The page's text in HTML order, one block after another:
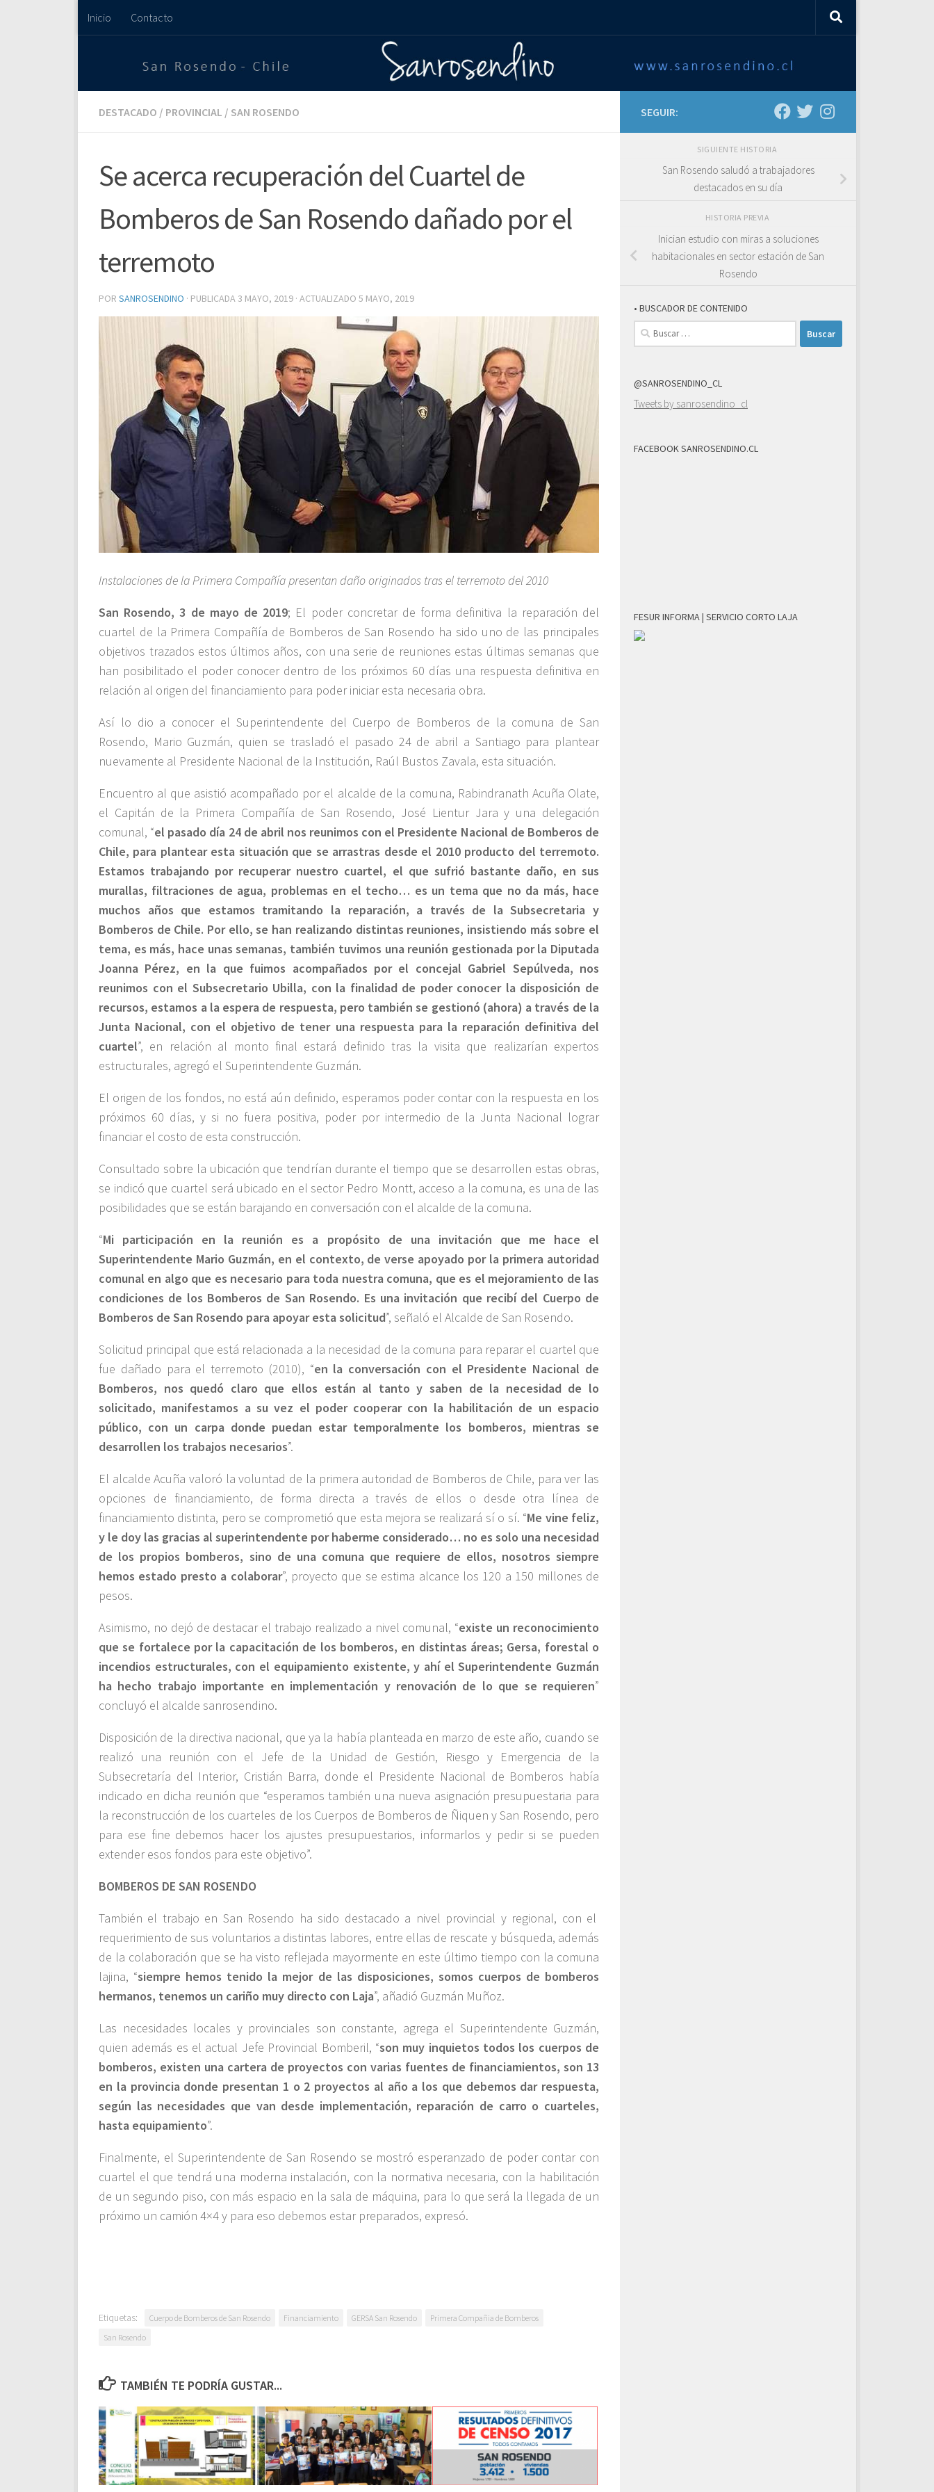
Saltar al contenido
Inicio Contacto
DESTACADO / PROVINCIAL / SAN ROSENDO
Se acerca recuperación del Cuartel de
Bomberos de San Rosendo dañado por el
terremoto
POR SANROSENDINO · PUBLICADA3 MAYO, 2019 · ACTUALIZADO 5 MAYO, 2019
Instalaciones de la Primera Compañía presentan daño originados tras el terremoto del 2010
San Rosendo, 3 de mayo de 2019; El poder concretar de forma definitiva la reparación del
cuartel de la Primera Compañía de Bomberos de San Rosendo ha sido uno de las principales
objetivos trazados estos últimos años, con una serie de reuniones estas últimas semanas que
han posibilitado el poder conocer dentro de los próximos 60 días una respuesta definitiva en
relación al origen del financiamiento para poder iniciar esta necesaria obra.
Así lo dio a conocer el Superintendente del Cuerpo de Bomberos de la comuna de San
Rosendo, Mario Guzmán, quien se trasladó el pasado 24 de abril a Santiago para plantear
nuevamente al Presidente Nacional de la Institución, Raúl Bustos Zavala, esta situación.
Encuentro al que asistió acompañado por el alcalde de la comuna, Rabindranath Acuña Olate,
el Capitán de la Primera Compañía de San Rosendo, José Lientur Jara y una delegación
comunal, “el pasado día 24 de abril nos reunimos con el Presidente Nacional de Bomberos de
Chile, para plantear esta situación que se arrastras desde el 2010 producto del terremoto.
Estamos trabajando por recuperar nuestro cuartel, el que sufrió bastante daño, en sus
murallas, filtraciones de agua, problemas en el techo… es un tema que no da más, hace
muchos años que estamos tramitando la reparación, a través de la Subsecretaria y
Bomberos de Chile. Por ello, se han realizando distintas reuniones, insistiendo más sobre el
tema, es más, hace unas semanas, también tuvimos una reunión gestionada por la Diputada
Joanna Pérez, en la que fuimos acompañados por el concejal Gabriel Sepúlveda, nos
reunimos con el Subsecretario Ubilla, con la finalidad de poder conocer la disposición de
recursos, estamos a la espera de respuesta, pero también se gestionó (ahora) a través de la
Junta Nacional, con el objetivo de tener una respuesta para la reparación definitiva del
cuartel”, en relación al monto final estará definido tras la visita que realizarían expertos
estructurales, agregó el Superintendente Guzmán.
El origen de los fondos, no está aún definido, esperamos poder contar con la respuesta en los
próximos 60 días, y si no fuera positiva, poder por intermedio de la Junta Nacional lograr
financiar el costo de esta construcción.
Consultado sobre la ubicación que tendrían durante el tiempo que se desarrollen estas obras,
se indicó que cuartel será ubicado en el sector Pedro Montt, acceso a la comuna, es una de las
posibilidades que se están barajando en conversación con el alcalde de la comuna.
“Mi participación en la reunión es a propósito de una invitación que me hace el
Superintendente Mario Guzmán, en el contexto, de verse apoyado por la primera autoridad
comunal en algo que es necesario para toda nuestra comuna, que es el mejoramiento de las
condiciones de los Bomberos de San Rosendo. Es una invitación que recibí del Cuerpo de
Bomberos de San Rosendo para apoyar esta solicitud”, señaló el Alcalde de San Rosendo.
Solicitud principal que está relacionada a la necesidad de la comuna para reparar el cuartel que
fue dañado para el terremoto (2010), “en la conversación con el Presidente Nacional de
Bomberos, nos quedó claro que ellos están al tanto y saben de la necesidad de lo
solicitado, manifestamos a su vez el poder cooperar con la habilitación de un espacio
público, con un carpa donde puedan estar temporalmente los bomberos, mientras se
desarrollen los trabajos necesarios”.
El alcalde Acuña valoró la voluntad de la primera autoridad de Bomberos de Chile, para ver las
opciones de financiamiento, de forma directa a través de ellos o desde otra línea de
financiamiento distinta, pero se comprometió que esta mejora se realizará sí o sí. “Me vine feliz,
y le doy las gracias al superintendente por haberme considerado… no es solo una necesidad
de los propios bomberos, sino de una comuna que requiere de ellos, nosotros siempre
hemos estado presto a colaborar”, proyecto que se estima alcance los 120 a 150 millones de
pesos.
Asimismo, no dejó de destacar el trabajo realizado a nivel comunal, “existe un reconocimiento
que se fortalece por la capacitación de los bomberos, en distintas áreas; Gersa, forestal o
incendios estructurales, con el equipamiento existente, y ahí el Superintendente Guzmán
ha hecho trabajo importante en implementación y renovación de lo que se requieren”
concluyó el alcalde sanrosendino.
Disposición de la directiva nacional, que ya la había planteada en marzo de este año, cuando se
realizó una reunión con el Jefe de la Unidad de Gestión, Riesgo y Emergencia de la
Subsecretaría del Interior, Cristián Barra, donde el Presidente Nacional de Bomberos había
indicado en dicha reunión que “esperamos también una nueva asignación presupuestaria para
la reconstrucción de los cuarteles de los Cuerpos de Bomberos de Ñiquen y San Rosendo, pero
para ese fine debemos hacer los ajustes presupuestarios, informarlos y pedir si se pueden
extender esos fondos para este objetivo”.
BOMBEROS DE SAN ROSENDO
También el trabajo en San Rosendo ha sido destacado a nivel provincial y regional, con el
requerimiento de sus voluntarios a distintas labores, entre ellas de rescate y búsqueda, además
de la colaboración que se ha visto reflejada mayormente en este último tiempo con la comuna
lajina, “siempre hemos tenido la mejor de las disposiciones, somos cuerpos de bomberos
hermanos, tenemos un cariño muy directo con Laja”, añadió Guzmán Muñoz.
Las necesidades locales y provinciales son constante, agrega el Superintendente Guzmán,
quien además es el actual Jefe Provincial Bomberil, “son muy inquietos todos los cuerpos de
bomberos, existen una cartera de proyectos con varias fuentes de financiamientos, son 13
en la provincia donde presentan 1 o 2 proyectos al año a los que debemos dar respuesta,
según las necesidades que van desde implementación, reparación de carro o cuarteles,
hasta equipamiento”.
Finalmente, el Superintendente de San Rosendo se mostró esperanzado de poder contar con
cuartel el que tendrá una moderna instalación, con la normativa necesaria, con la habilitación
de un segundo piso, con más espacio en la sala de máquina, para lo que será la llegada de un
próximo un camión 4×4 y para eso debemos estar preparados, expresó.
Etiquetas: Cuerpo de Bomberos de San Rosendo Financiamiento GERSA San Rosendo
Primera Compañia de Bomberos
San Rosendo
TAMBIÉN TE PODRÍA GUSTAR...
SEGUIR:
SIGUIENTE HISTORIA
San Rosendo saludó a trabajadores
destacados en su día
HISTORIA PREVIA
Inician estudio con miras a soluciones
habitacionales en sector estación de San
Rosendo
• BUSCADOR DE CONTENIDO
Buscar:
@SANROSENDINO_CL
Tweets by sanrosendino_cl
FACEBOOK SANROSENDINO.CL
FESUR INFORMA | SERVICIO CORTO LAJA